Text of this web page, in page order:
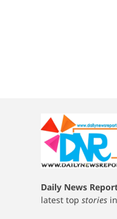
Daily News
latest top stories